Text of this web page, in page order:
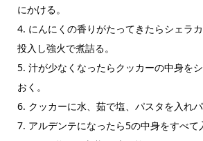
にかける。
4. にんにくの香りがたってきたらシェラ
投入し強火で煮詰る。
5. 汁が少なくなったらクッカーの中身を
おく。
6. クッカーに水、茹で塩、パスタを入れパ
7. アルデンテになったら5の中身をすべて